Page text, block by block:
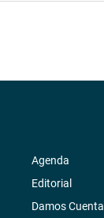
Agenda
Editorial
Damos Cuenta